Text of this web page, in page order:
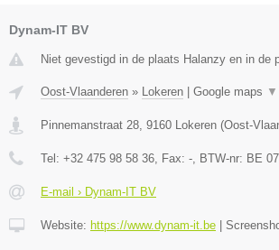
Dynam-IT BV
Niet gevestigd in de plaats Halanzy en in de
Oost-Vlaanderen » Lokeren Google maps ▼
Pinnemanstraat 28, 9160 Lokeren (Oost-
Tel: +32 475 98 58 36, Fax: -, BTW-nr: BE
E-mail › Dynam-IT BV
Website: https://www.dynam-it.be